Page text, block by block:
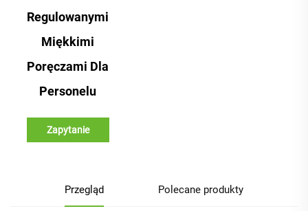
Regulowanymi
Miękkimi
Poręczami Dla
Personelu
Zapytanie
Przegląd Polecane produkty